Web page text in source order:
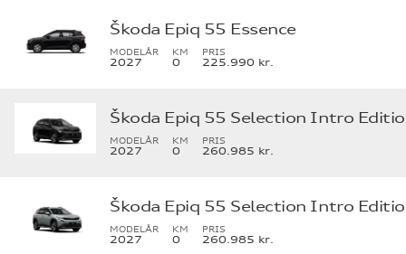
Škoda Epiq 55 Essence
MODELÅR
2027
KM
0
PRIS
225.990 kr.
Škoda Epiq 55 Selection Intro
MODELÅR
2027
KM
0
PRIS
260.985 kr.
Škoda Epiq 55 Selection Intro
MODELÅR
2027
KM
0
PRIS
260.985 kr.